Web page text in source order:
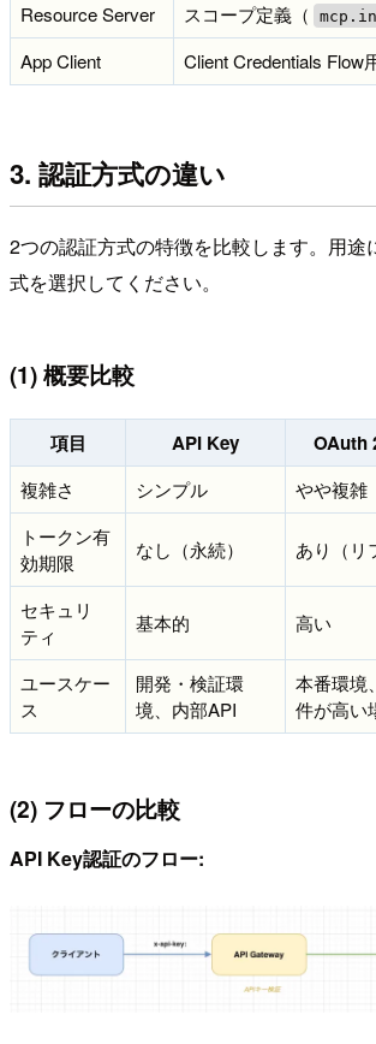
Resource Server
スコープ定義（
App Client
Client Credentials Flow
3. 認証方式の違い
2つの認証方式の特徴を比較します。用途
式を選択してください。
(1) 概要比較
項目 API Key OAuth
複雑さ シンプル
やや複雑
トークン有
効期限
なし（永続） あり（リ
セキュリ
ティ
基本的 高い
ユースケー
ス
開発・検証環
境、内部API
本番環境
件が高い
(2) フローの比較
API Key認証のフロー: